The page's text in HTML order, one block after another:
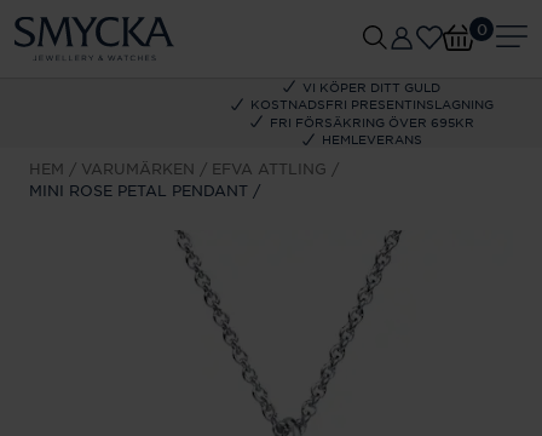
VI KÖPER DITT GULD
KOSTNADSFRI PRESENTINSLAGNING
FRI FÖRSÄKRING ÖVER 695KR
HEMLEVERANS
0
HEM VARUMÄRKEN
EFVA ATTLING
MINI ROSE PETAL PENDANT